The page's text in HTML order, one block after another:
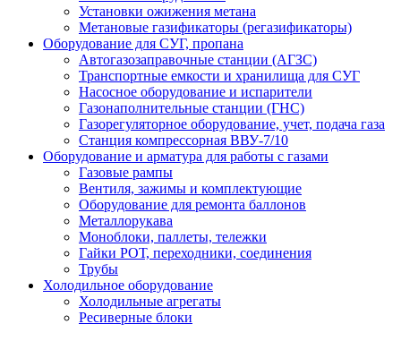
Установки ожижения метана
Метановые газификаторы (регазификаторы)
Оборудование для СУГ, пропана
Автогазозаправочные станции (АГЗС)
Транспортные емкости и хранилища для СУГ
Насосное оборудование и испарители
Газонаполнительные станции (ГНС)
Газорегуляторное оборудование, учет, подача газа
Станция компрессорная ВВУ-7/10
Оборудование и арматура для работы с газами
Газовые рампы
Вентиля, зажимы и комплектующие
Оборудование для ремонта баллонов
Металлорукава
Моноблоки, паллеты, тележки
Гайки РОТ, переходники, соединения
Трубы
Холодильное оборудование
Холодильные агрегаты
Ресиверные блоки